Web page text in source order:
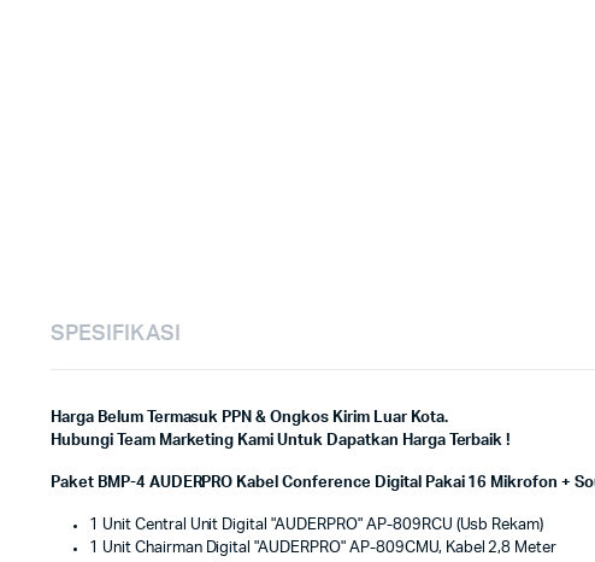
SPESIFIKASI
Harga Belum Termasuk PPN & Ongkos Kirim Luar Kota.
Hubungi Team Marketing Kami Untuk Dapatkan Harga Terbaik !
Paket BMP-4 AUDERPRO Kabel Conference Digital Pakai 16 Mikrofon +
1 Unit Central Unit Digital "AUDERPRO" AP-809RCU (Usb Rekam)
1 Unit Chairman Digital "AUDERPRO" AP-809CMU, Kabel 2,8 Meter